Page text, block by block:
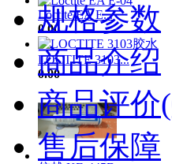
Loctite EA E...
0.00
LOCTITE 3103...
0.00
规格参数
商品介绍
商品评价
售后保障